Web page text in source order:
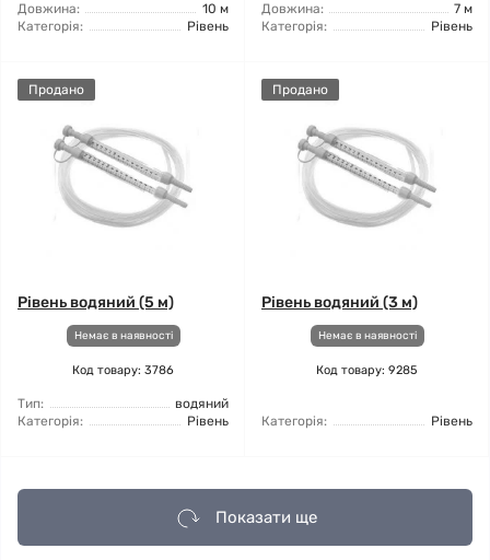
Довжина:
10 м
Категорія:
Рівень
Довжина:
7 м
Категорія:
Рівень
Продано
Рівень водяний (5 м)
Немає в наявності
Код товару: 3786
Тип:
водяний
Категорія:
Рівень
Продано
Рівень водяний (3 м)
Немає в наявності
Код товару: 9285
Категорія: Рівень
Показати ще